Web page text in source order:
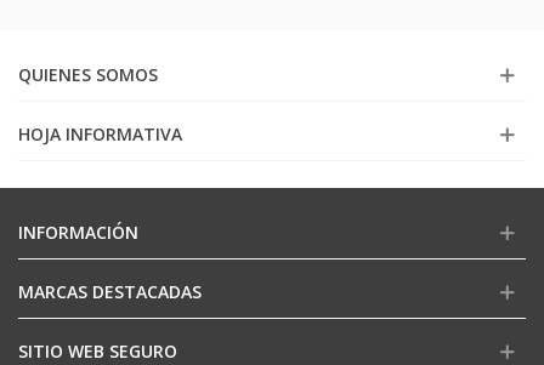
QUIENES SOMOS
HOJA INFORMATIVA
INFORMACIÓN
MARCAS DESTACADAS
SITIO WEB SEGURO